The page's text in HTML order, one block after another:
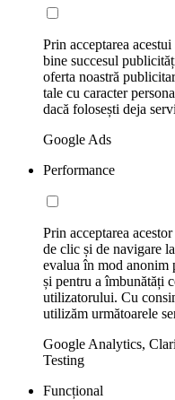
Prin acceptarea
bine succesul
oferta noastră
tale cu caracter
dacă folosești deja
Google Ads
Performance
Prin acceptarea
de clic și de navigare
evalua în mod anonim
și pentru a îmbunătăți
utilizatorului. Cu
utilizăm următoarele
Google Analytics,
Testing
Funcțional